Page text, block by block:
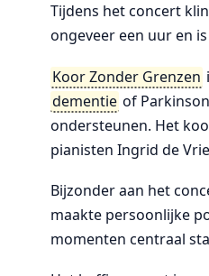
Tijdens het concert
ongeveer een uur en
Koor Zonder Grenzen
dementie of
ondersteunen. Het
pianisten Ingrid de
Bijzonder aan het
maakte persoonlijke
momenten centraal